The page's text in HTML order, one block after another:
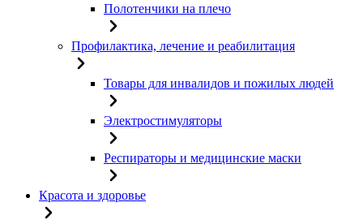
Полотенчики на плечо
Профилактика, лечение и реабилитация
Товары для инвалидов и пожилых людей
Электростимуляторы
Респираторы и медицинские маски
Красота и здоровье